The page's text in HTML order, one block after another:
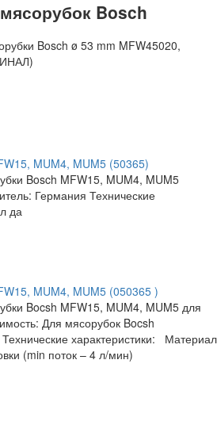
Bosch
Bosch ø 53 mm MFW45020,
MUM4, MUM5 (50365)
Bosch MFW15, MUM4, MUM5
Германия Технические
да
MUM4, MUM5 (050365 )
Bocsh MFW15, MUM4, MUM5 для
Для мясорубок Bocsh
характеристики: Материал
(min поток – 4 л/мин)